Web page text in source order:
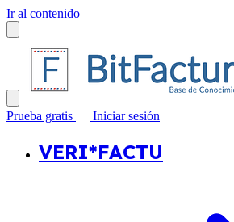
Ir al contenido
Prueba gratis Iniciar sesión
VERI*FACTU